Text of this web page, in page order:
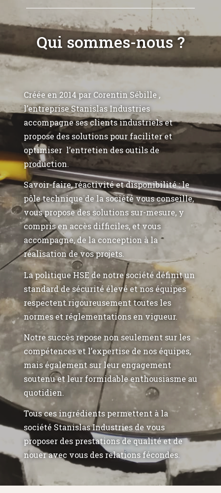
Qui sommes-nous ?
Créée en 2014 par Corentin Sébille ,
l’entreprise Stanislas Industries
accompagne ses clients industriels et
propose des solutions pour faciliter et
optimiser l’entretien des outils de
production.
Savoir-faire, réactivité et disponibilité : le
pôle technique de la société vous conseille,
vous propose des solutions sur-mesure, y
compris en accès difficiles, et vous
accompagne, de la conception à la
réalisation de vos projets.
La politique HSE de notre société définit un
standard de sécurité élevé et nos équipes
respectent rigoureusement toutes les
normes et réglementations en vigueur.
Notre succès repose non seulement sur les
compétences et l’expertise de nos équipes,
mais également sur leur engagement
soutenu et leur formidable enthousiasme au
quotidien.
Tous ces ingrédients permettent à la
société Stanislas Industries de vous
proposer des prestations de qualité et de
nouer avec vous des relations fécondes.